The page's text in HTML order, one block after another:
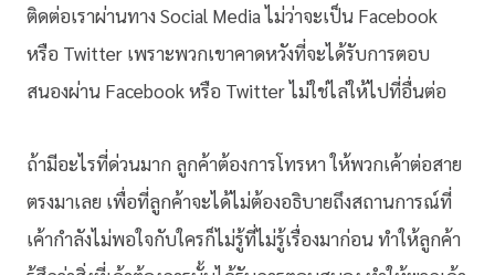
ติดต่อเราผ่านทาง Social Media ไม่ว่าจะเป็น Facebook
หรือ Twitter เพราะพวกเขาคาดหวังที่จะได้รับการตอบ
สนองผ่าน Facebook หรือ Twitter ไม่ใช่ไล่ให้ไปที่อื่นต่อ
ถ้ามีอะไรที่ด่วนมาก ลูกค้าต้องการโทรหา ให้พวกเค้าต่อสาย
ตรงมาเลย เพื่อที่ลูกค้าจะได้ไม่ต้องอธิบายถึงสถานการณ์ที่
เค้ากำลังไม่พอใจกับใครก็ไม่รู้ที่ไม่รู้เรื่องมาก่อน ทำให้ลูกค้า